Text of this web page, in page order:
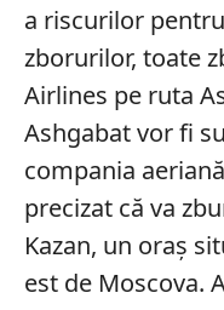
a riscurilor
zborurilor, toate
Airlines pe ruta
Ashgabat vor fi
compania
precizat că va
Kazan, un oraș
est de Moscova.